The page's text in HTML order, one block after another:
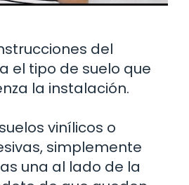
del
el tipo de suelo que
la instalación.
vinílicos o
simplemente
una al lado de la